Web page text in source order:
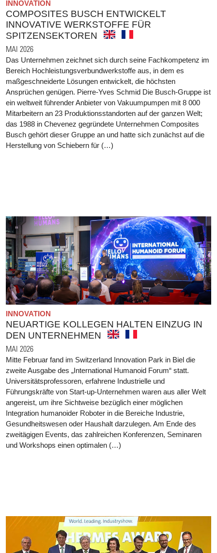
INNOVATION
COMPOSITES BUSCH ENTWICKELT
INNOVATIVE WERKSTOFFE FÜR
SPITZENSEKTOREN
MAI 2026
Das Unternehmen zeichnet sich durch seine Fachkompetenz im
Bereich Hochleistungsverbundwerkstoffe aus, in dem es
maßgeschneiderte Lösungen entwickelt, die höchsten
Ansprüchen genügen. Pierre-Yves Schmid Die Busch-Gruppe ist
ein weltweit führender Anbieter von Vakuumpumpen mit 8 000
Mitarbeitern an 23 Produktionsstandorten auf der ganzen Welt;
das 1988 in Chevenez gegründete Unternehmen Composites
Busch gehört dieser Gruppe an und hatte sich zunächst auf die
Herstellung von Schiebern für (…)
INNOVATION
NEUARTIGE KOLLEGEN HALTEN EINZUG IN
DEN UNTERNEHMEN
MAI 2026
Mitte Februar fand im Switzerland Innovation Park in Biel die
zweite Ausgabe des „International Humanoid Forum“ statt.
Universitätsprofessoren, erfahrene Industrielle und
Führungskräfte von Start-up-Unternehmen waren aus aller Welt
angereist, um ihre Sichtweise bezüglich einer möglichen
Integration humanoider Roboter in die Bereiche Industrie,
Gesundheitswesen oder Haushalt darzulegen. Am Ende des
zweitägigen Events, das zahlreichen Konferenzen, Seminaren
und Workshops einen optimalen (…)